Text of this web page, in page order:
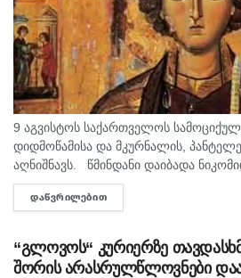
9 აგვისტოს საქართველოს
დიდმოწამისა და მკურნალის,
აღნიშნავს. წმინდანი დაიბადა
მეორე ნახევარში. არ არსებობს
დაბრძანებული ნიკომიდიელი
ᲓᲐᲬᲕᲠᲘᲚᲔᲑᲘᲗ
“გლოვოს“ კურიერზე
შორის არასრულწლოვნები